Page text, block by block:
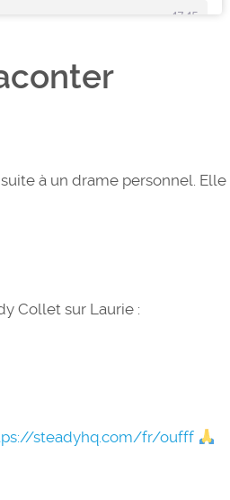
à un drame personnel. Elle
Collet sur Laurie :
steadyhq.com/fr/oufff